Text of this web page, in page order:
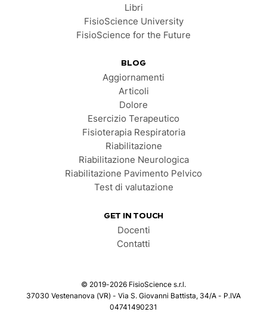
Libri
FisioScience University
FisioScience for the Future
BLOG
Aggiornamenti
Articoli
Dolore
Esercizio Terapeutico
Fisioterapia Respiratoria
Riabilitazione
Riabilitazione Neurologica
Riabilitazione Pavimento Pelvico
Test di valutazione
GET IN TOUCH
Docenti
Contatti
© 2019-2026 FisioScience s.r.l.
37030 Vestenanova (VR) - Via S. Giovanni Battista, 34/A - P.IVA
04741490231